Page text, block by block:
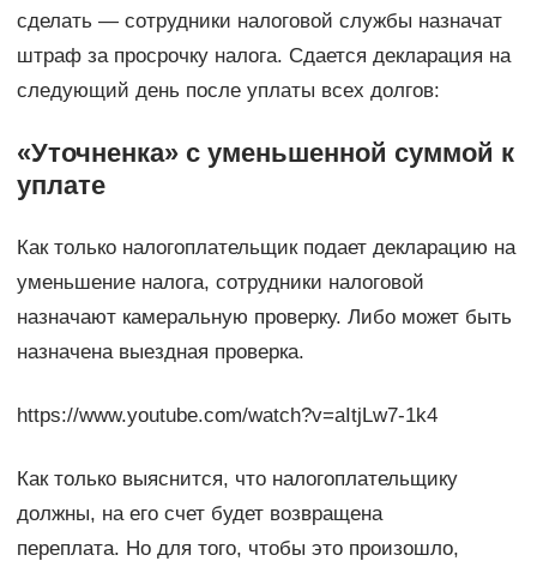
сделать — сотрудники налоговой службы назначат
штраф за просрочку налога. Сдается декларация на
следующий день после уплаты всех долгов:
«Уточненка» с уменьшенной суммой к
уплате
Как только налогоплательщик подает декларацию на
уменьшение налога, сотрудники налоговой
назначают камеральную проверку. Либо может быть
назначена выездная проверка.
https://www.youtube.com/watch?v=aItjLw7-1k4
Как только выяснится, что налогоплательщику
должны, на его счет будет возвращена
переплата. Но для того, чтобы это произошло,